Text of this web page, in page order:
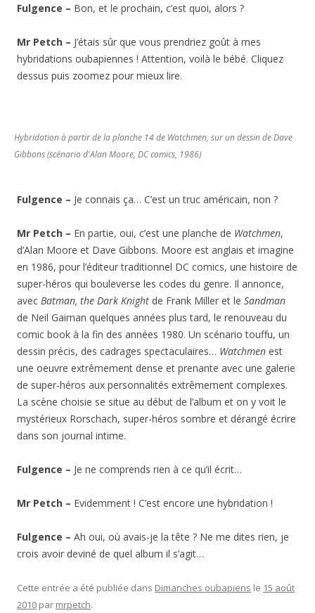
Fulgence – Bon, et le prochain, c’est quoi, alors ?
Mr Petch – J’étais sûr que vous prendriez goût à mes
hybridations oubapiennes ! Attention, voilà le bébé. Cliquez
dessus puis zoomez pour mieux lire.
Hybridation à partir de la planche 14 de Watchmen, sur un dessin de Dave
Gibbons (scénario d'Alan Moore, DC comics, 1986)
Fulgence – Je connais ça… C’est un truc américain, non ?
Mr Petch – En partie, oui, c’est une planche de Watchmen,
d’Alan Moore et Dave Gibbons. Moore est anglais et imagine
en 1986, pour l’éditeur traditionnel DC comics, une histoire de
super-héros qui bouleverse les codes du genre. Il annonce,
avec Batman, the Dark Knight de Frank Miller et le Sandman
de Neil Gaiman quelques années plus tard, le renouveau du
comic book à la fin des années 1980. Un scénario touffu, un
dessin précis, des cadrages spectaculaires… Watchmen est
une oeuvre extrêmement dense et prenante avec une galerie
de super-héros aux personnalités extrêmement complexes.
La scène choisie se situe au début de l’album et on y voit le
mystérieux Rorschach, super-héros sombre et dérangé écrire
dans son journal intime.
Fulgence – Je ne comprends rien à ce qu’il écrit…
Mr Petch – Evidemment ! C’est encore une hybridation !
Fulgence – Ah oui, où avais-je la tête ? Ne me dites rien, je
crois avoir deviné de quel album il s’agit…
Cette entrée a été publiée dans Dimanches oubapiens le 15 août
2010 par mrpetch.